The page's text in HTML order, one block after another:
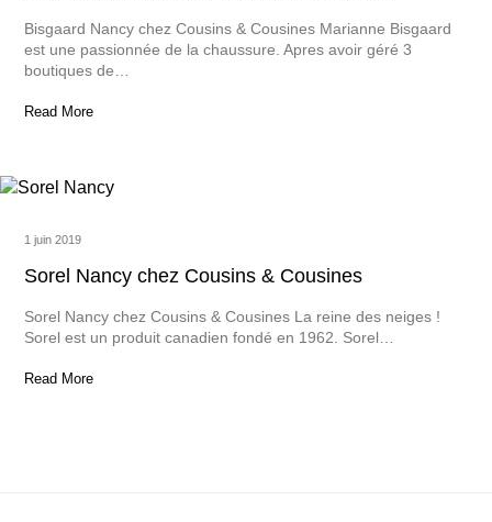
Bisgaard Nancy chez Cousins & Cousines Marianne Bisgaard
est une passionnée de la chaussure. Apres avoir géré 3
boutiques de…
Read More
1 juin 2019
Sorel Nancy chez Cousins & Cousines
Sorel Nancy chez Cousins & Cousines La reine des neiges !
Sorel est un produit canadien fondé en 1962. Sorel…
Read More